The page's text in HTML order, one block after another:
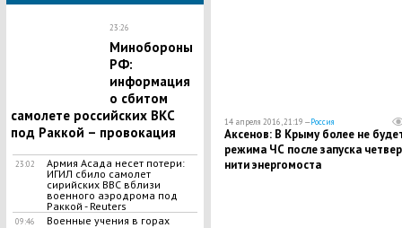
23:26
Минобороны
РФ:
информация
о сбитом
самолете российских ВКС
под Раккой – провокация
23:02
Армия Асада несет потери:
ИГИЛ сбило самолет
сирийских ВВС вблизи
военного аэродрома под
Раккой - Reuters
09:46
Военные учения в горах
14 апреля 2016, 21:19 —Россия
Аксенов: В Крыму более не
режима ЧС после запуска
нити энергомоста